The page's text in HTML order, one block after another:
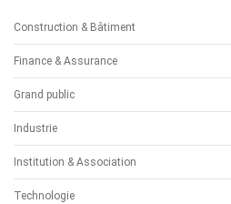
Construction & Bâtiment
Finance & Assurance
Grand public
Industrie
Institution & Association
Technologie